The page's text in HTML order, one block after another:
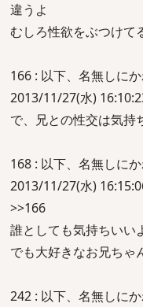
違うよ
むしろ性欲をぶつけて
166 : 以下、名無しに
2013/11/27(水)
で、兄との性交は気持
168 : 以下、名無しに
2013/11/27(水)
>>166
誰としても気持ちいい
でも大好きなお兄ちゃ
242 : 以下、名無しに